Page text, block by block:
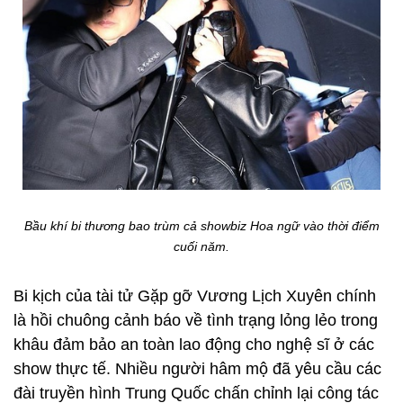
Bầu khí bi thương bao trùm cả showbiz Hoa ngữ vào thời điểm
cuối năm.
Bi kịch của tài tử Gặp gỡ Vương Lịch Xuyên chính
là hồi chuông cảnh báo về tình trạng lỏng lẻo trong
khâu đảm bảo an toàn lao động cho nghệ sĩ ở các
show thực tế. Nhiều người hâm mộ đã yêu cầu các
đài truyền hình Trung Quốc chấn chỉnh lại công tác